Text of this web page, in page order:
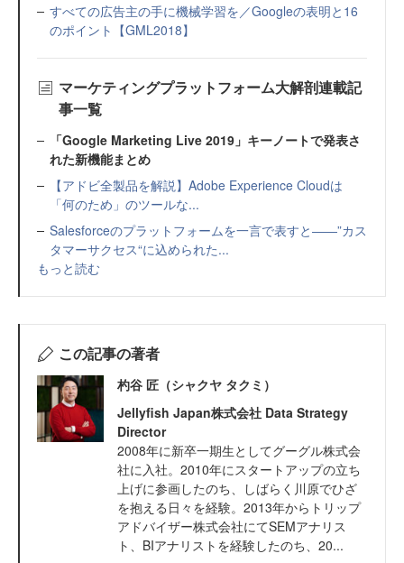
すべての広告主の手に機械学習を／Googleの表明と16
のポイント【GML2018】
マーケティングプラットフォーム大解剖連載記
事一覧
「Google Marketing Live 2019」キーノートで発表さ
れた新機能まとめ
【アドビ全製品を解説】Adobe Experience Cloudは
「何のため」のツールな...
Salesforceのプラットフォームを一言で表すと――”カス
タマーサクセス“に込められた...
もっと読む
この記事の著者
杓谷 匠（シャクヤ タクミ）
Jellyfish Japan株式会社 Data Strategy
Director
2008年に新卒一期生としてグーグル株式会
社に入社。2010年にスタートアップの立ち
上げに参画したのち、しばらく川原でひざ
を抱える日々を経験。2013年からトリップ
アドバイザー株式会社にてSEMアナリス
ト、BIアナリストを経験したのち、20...